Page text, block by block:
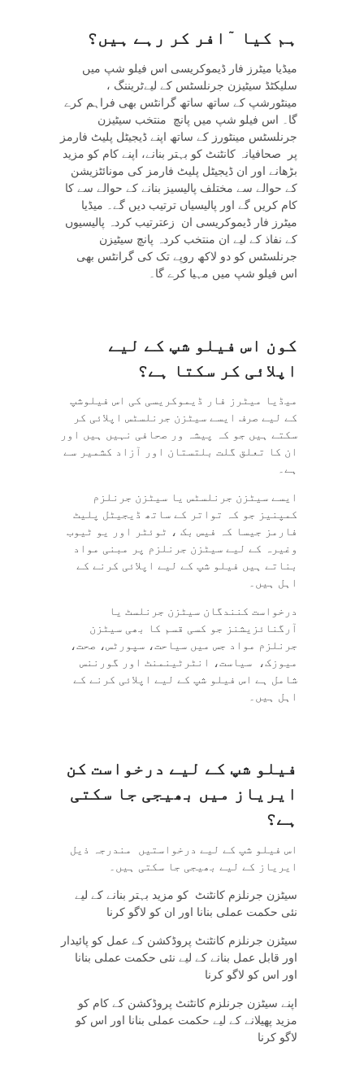
ہم کیا ٓافر کر رہے ہیں؟
میڈیا میٹرز فار ڈیموکریسی اس فیلو شپ میں
سلیکٹڈ سیٹیزن جرنلسٹس کے لیےٹریننگ ،
مینٹورشپ کے ساتھ ساتھ گرانٹس بھی فراہم کرے
گا۔ اس فیلو شپ میں پانچ منتخب سیٹیزن
جرنلسٹس مینٹورز کے ساتھ اپنے ڈیجیٹل پلیٹ فارمز
پر صحافیانہ کانٹنٹ کو بہتر بنانے، اپنے کام کو مزید
بڑھانے اور ان ڈیجیٹل پلیٹ فارمز کی مونائٹزیشن
کے حوالے سے مختلف پالیسیز بنانے کے حوالے سے کا
کام کریں گے اور پالیسیاں ترتیب دیں گے۔ میڈیا
میٹرز فار ڈیموکریسی ان زعترتیب کردہ پالیسیوں
کے نفاذ کے لیے ان منتخب کردہ پانچ سیٹیزن
جرنلسٹس کو دو لاکھ روپے تک کی گرانٹس بھی
اس فیلو شپ میں مہیا کرے گا۔
کون اس فیلو شپ کے لیے
اپلائی کر سکتا ہے؟
میڈیا میٹرز فار ڈیموکریسی کی اس فیلوشپ
کے لیے صرف ایسے سیٹزن جرنلسٹس اپلائی کر
سکتے ہیں جو کہ پیشہ ور صحافی نہیں ہیں اور
ان کا تعلق گلت بلتستان اور آزاد کشمیر سے
ہے۔
ایسے سیٹزن جرنلسٹس یا سیٹزن جرنلزم
کمپنیز جو کہ تواتر کے ساتھ ڈیجیٹل پلیٹ
فارمز جیسا کہ فیس بک ، ٹوئٹر اور یو ٹیوب
وغیرہ کے لیے سیٹزن جرنلزم پر مبنی مواد
بناتے ہیں فیلو شپ کے لیے اپلائی کرنے کے
اہل ہیں۔
درخواست کنندگان سیٹزن جرنلسٹ یا
آرگنائزیشنز جو کسی قسم کا بھی سیٹزن
جرنلزم مواد جس میں سیاحت، سپورٹس، صحت،
میوزک، سیاست، انٹرٹینمنٹ اور گورننس
شامل ہے اس فیلو شپ کے لیے اپلائی کرنے کے
اہل ہیں۔
فیلو شپ کے لیے درخواست کن
ایریاز میں بھیجی جا سکتی
ہے؟
اس فیلو شپ کے لیے درخواستیں مندرجہ ذیل
ایریاز کے لیے بھیجی جا سکتی ہیں۔
سیٹزن جرنلزم کانٹنٹ کو مزید بہتر بنانے کے لیے
نئی حکمت عملی بنانا اور ان کو لاگو کرنا
سیٹزن جرنلزم کانٹنٹ پروڈکشن کے عمل کو پائیدار
اور قابل عمل بنانے کے لیے نئی حکمت عملی بنانا
اور اس کو لاگو کرنا
اپنے سیٹزن جرنلزم کانٹنٹ پروڈکشن کے کام کو
مزید پھیلانے کے لیے حکمت عملی بنانا اور اس کو
لاگو کرنا